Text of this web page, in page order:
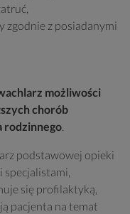
zgodnie z posiadanymi
możliwości
chorób
rodzinnego.
podstawowej opieki
specjalistami,
się profilaktyką,
pacjenta na temat